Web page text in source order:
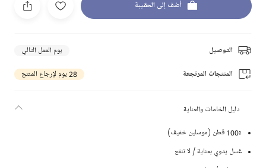
أضف إلى الحقيبة
التوصيل يوم العمل التالي
المنتجات المرتجعة 28 يوم لإرجاع المنتج
دليل الخامات والعناية
100٪ قطن (موسلين خفيف)
غسل يدوي بعناية / لا تنقع